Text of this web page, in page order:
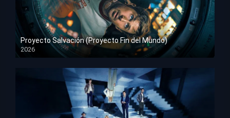
Proyecto Salvación (Proyecto Fin del Mundo)
2026
HD 1080p